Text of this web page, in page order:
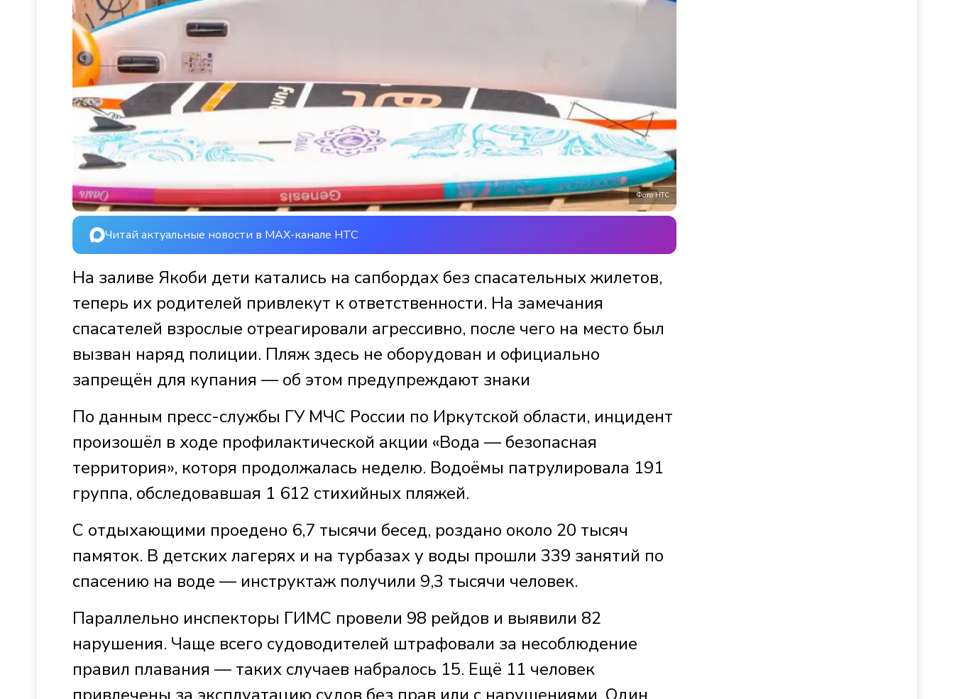
Фото НТС
Читай актуальные новости в MAX-канале НТС
На заливе Якоби дети катались на сапбордах без спасательных жилетов,
теперь их родителей привлекут к ответственности. На замечания
спасателей взрослые отреагировали агрессивно, после чего на место был
вызван наряд полиции. Пляж здесь не оборудован и официально
запрещён для купания — об этом предупреждают знаки
По данным пресс-службы ГУ МЧС России по Иркутской области, инцидент
произошёл в ходе профилактической акции «Вода — безопасная
территория», которя продолжалась неделю. Водоёмы патрулировала 191
группа, обследовавшая 1 612 стихийных пляжей.
С отдыхающими проедено 6,7 тысячи бесед, роздано около 20 тысяч
памяток. В детских лагерях и на турбазах у воды прошли 339 занятий по
спасению на воде — инструктаж получили 9,3 тысячи человек.
Параллельно инспекторы ГИМС провели 98 рейдов и выявили 82
нарушения. Чаще всего судоводителей штрафовали за несоблюдение
правил плавания — таких случаев набралось 15. Ещё 11 человек